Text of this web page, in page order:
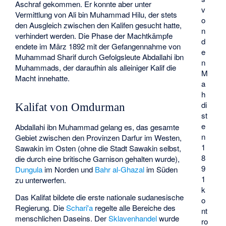
v
o
n
d
e
n
M
a
h
di
st
e
n
1
8
9
1
k
o
nt
ro
Aschraf gekommen. Er konnte aber unter
Vermittlung von Ali bin Muhammad Hilu, der stets
den Ausgleich zwischen den Kalifen gesucht hatte,
verhindert werden. Die Phase der Machtkämpfe
endete im März 1892 mit der Gefangennahme von
Muhammad Sharif durch Gefolgsleute Abdallahi ibn
Muhammads, der daraufhin als alleiniger Kalif die
Macht innehatte.
Kalifat von Omdurman
Abdallahi ibn Muhammad gelang es, das gesamte
Gebiet zwischen den Provinzen Darfur im Westen,
Sawakin im Osten (ohne die Stadt Sawakin selbst,
die durch eine britische Garnison gehalten wurde),
Dungula im Norden und Bahr al-Ghazal im Süden
zu unterwerfen.
Das Kalifat bildete die erste nationale sudanesische
Regierung. DieSchari'a regelte alle Bereiche des
menschlichen Daseins. DerSklavenhandelwurde